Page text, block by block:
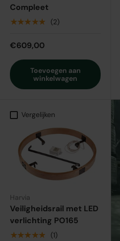
Compleet
★★★★★ (2)
€609,00
Toevoegen aan
winkelwagen
Vergelijken
Harvia
Veiligheidsrail met LED
verlichting PO165
★★★★★ (1)